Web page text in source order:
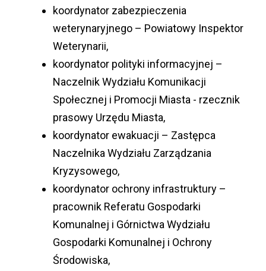
koordynator zabezpieczenia
weterynaryjnego – Powiatowy Inspektor
Weterynarii,
koordynator polityki informacyjnej –
Naczelnik Wydziału Komunikacji
Społecznej i Promocji Miasta - rzecznik
prasowy Urzędu Miasta,
koordynator ewakuacji – Zastępca
Naczelnika Wydziału Zarządzania
Kryzysowego,
koordynator ochrony infrastruktury –
pracownik Referatu Gospodarki
Komunalnej i Górnictwa Wydziału
Gospodarki Komunalnej i Ochrony
Środowiska,